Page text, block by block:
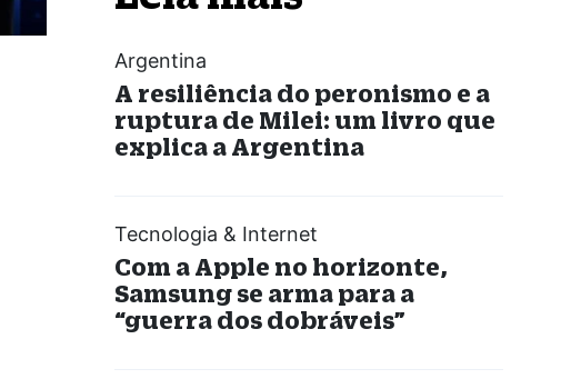
Argentina
A resiliência do peronismo e a
ruptura de Milei: um livro que
explica a Argentina
Tecnologia & Internet
Com a Apple no horizonte,
Samsung se arma para a
“guerra dos dobráveis”